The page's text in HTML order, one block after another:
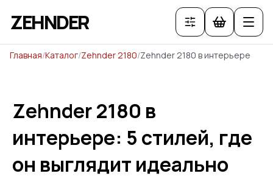
ZEHNDER
Главная/Каталог/Zehnder 2180/Zehnder 2180 в интерьере
Zehnder 2180 в
интерьере: 5 стилей, где
он выглядит идеально